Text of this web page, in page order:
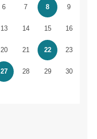
6 7 8 9
13 14 15 16
20 21 22 23
27 28 29 30